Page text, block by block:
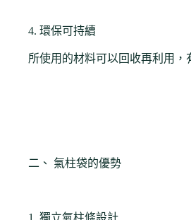
4. 環保可持續
所使用的材料可以回收再利用，
二、 氣柱袋的優勢
1. 獨立氣柱條設計